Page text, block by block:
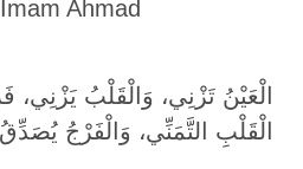
Ahmad
الْعَيْنُ تَزْنِي، وَالْقَلْبُ يَزْنِي،
الْقَلْبِ التَّمَنِّي، وَالْفَرْجُ